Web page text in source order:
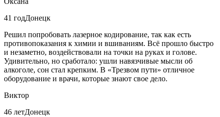
41 годДонецк
Решил попробовать лазерное кодирование, так как есть
противопоказания к химии и вшиваниям. Всё прошло быстро
и незаметно, воздействовали на точки на руках и голове.
Удивительно, но сработало: ушли навязчивые мысли об
алкоголе, сон стал крепким. В «Трезвом пути» отличное
оборудование и врачи, которые знают свое дело.
Виктор
46 летДонецк